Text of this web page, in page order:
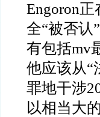
Engoron正
全“被否认”
有包括mv
他应该从“
罪地干涉
以相当大